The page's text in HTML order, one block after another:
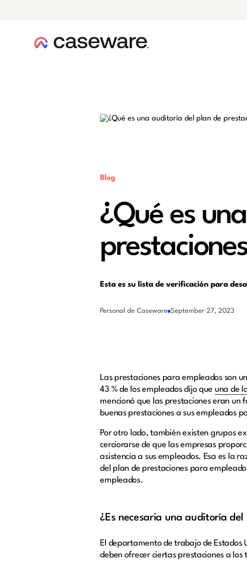
Blog
¿Qué es
Esta es su lista de verificación para
Personal de Caseware September 27, 2023
Las prestaciones para empleados son
43 % de los empleados dijo que una de
mencionó que las prestaciones eran un
buenas prestaciones a sus empleados
Por otro lado, también existen grupos
cerciorarse de que las empresas
asistencia a sus empleados. Esa es la
del plan de prestaciones para
empleados.
¿Es necesaria una auditoría
El departamento de trabajo de Estados
deben ofrecer ciertas prestaciones a